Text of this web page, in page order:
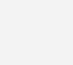
immer stellen sich